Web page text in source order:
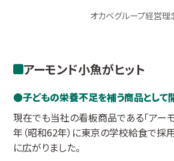
オカベグループ経営理
アーモンド小魚がヒット
子どもの栄養不足を補う商品として
現在でも当社の看板商品である「アー
年（昭和62年）に東京の学校給食で採
に広がりました。